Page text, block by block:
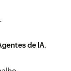
de IA.